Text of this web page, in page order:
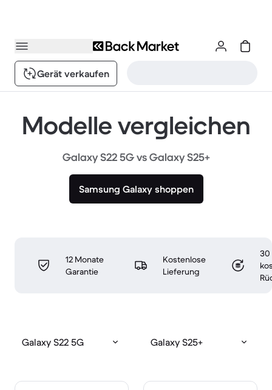
Gerät verkaufen
Modelle vergleichen
Galaxy S22 5G vs Galaxy S25+
Samsung Galaxy shoppen
12 Monate
Garantie
Kostenlose
Lieferung
30
Galaxy S22 5G Galaxy S25+